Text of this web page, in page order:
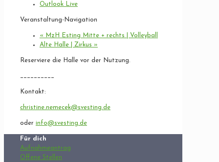
Outlook Live
Veranstaltung-Navigation
« MzH Esting Mitte + rechts | Volleyball
Alte Halle | Zirkus »
Reserviere die Halle vor der Nutzung.
__________
Kontakt:
christine.nemecek@svesting.de
oder info@svesting.de
Für dich
Aufnahmeantrag
Offene Stellen